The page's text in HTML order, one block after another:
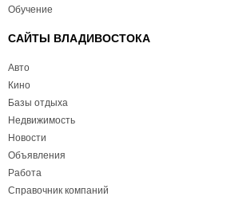
Обучение
САЙТЫ ВЛАДИВОСТОКА
Авто
Кино
Базы отдыха
Недвижимость
Новости
Объявления
Работа
Справочник компаний